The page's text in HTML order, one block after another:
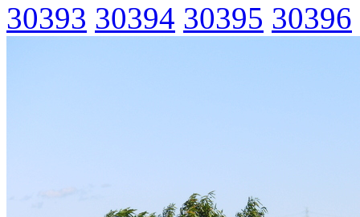
30393 30394 30395 30396